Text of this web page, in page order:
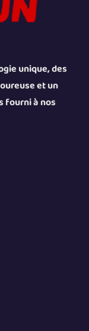
unique, des
et un
fourni à nos